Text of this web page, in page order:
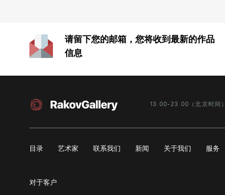
请留下您的邮箱，您将收到最新的作品
信息
13.00-23.00（北京时间）
目录 艺术家 联系我们 新闻 关于我们 服务
对于客户